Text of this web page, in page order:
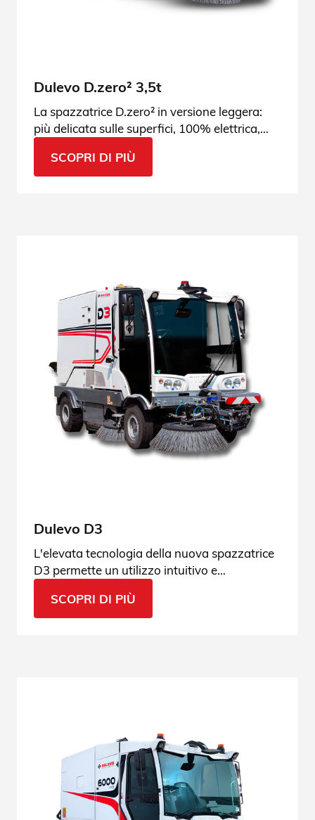
Dulevo D.zero² 3,5t
La spazzatrice D.zero² in versione leggera:
più delicata sulle superfici, 100% elettrica,
SCOPRI DI PIÙ
Dulevo D3
L'elevata tecnologia della nuova spazzatrice
D3 permette un utilizzo intuitivo e
contesto.
SCOPRI DI PIÙ